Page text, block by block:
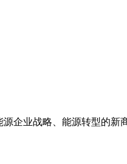
企业战略、能源转型的新